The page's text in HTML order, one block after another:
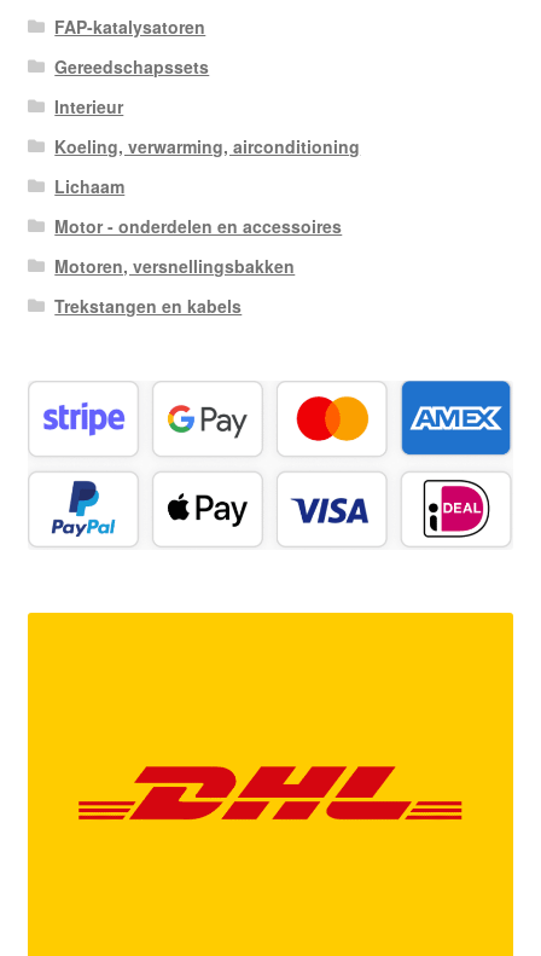
FAP-katalysatoren
Gereedschapssets
Interieur
Koeling, verwarming, airconditioning
Lichaam
Motor - onderdelen en accessoires
Motoren, versnellingsbakken
Trekstangen en kabels